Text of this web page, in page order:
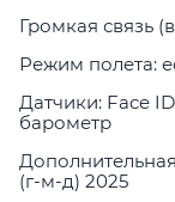
Громкая связь
Режим полета:
Датчики: Face
барометр
(г-м-д) 2025